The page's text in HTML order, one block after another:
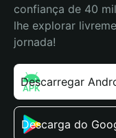
confiança de 40
lhe explorar
jornada!
Descarregar
Descarga do